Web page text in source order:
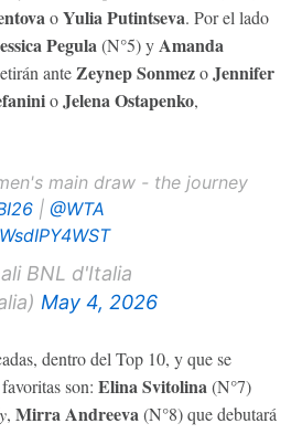
oYulia Putintseva. Por el lado
Pegula(N°5) yAmanda
anteZeynep SonmezoJennifer
oJelena Ostapenko,
main draw - the journey
| @WTA
BNL d'Italia
May 4, 2026
dentro del Top 10, y que se
son: Elina Svitolina(N°7)
, Mirra Andreeva(N°8) que debutará